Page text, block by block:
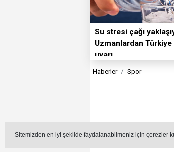
Sitemizden en iyi şekilde faydalanabilmeniz için çerezler
Su stresi çağı
Uzmanlardan Türkiye
uyarı
Haberler Spor
Türkiye Spor